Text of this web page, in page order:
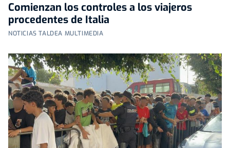
Comienzan los controles a los viajeros
procedentes de Italia
NOTICIAS TALDEA MULTIMEDIA